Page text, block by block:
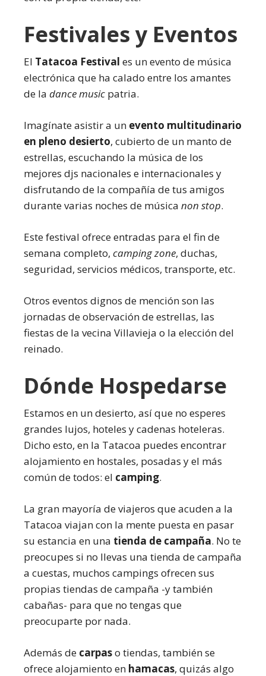
Festivales y Eventos
El Tatacoa Festival es un evento de música
electrónica que ha calado entre los amantes
de la dance music patria.
Imagínate asistir a un evento multitudinario
en pleno desierto, cubierto de un manto de
estrellas, escuchando la música de los
mejores djs nacionales e internacionales y
disfrutando de la compañía de tus amigos
durante varias noches de música non stop.
Este festival ofrece entradas para el fin de
semana completo, camping zone, duchas,
seguridad, servicios médicos, transporte, etc.
Otros eventos dignos de mención son las
jornadas de observación de estrellas, las
fiestas de la vecina Villavieja o la elección del
reinado.
Dónde Hospedarse
Estamos en un desierto, así que no esperes
grandes lujos, hoteles y cadenas hoteleras.
Dicho esto, en la Tatacoa puedes encontrar
alojamiento en hostales, posadas y el más
común de todos: el camping.
La gran mayoría de viajeros que acuden a la
Tatacoa viajan con la mente puesta en pasar
su estancia en una tienda de campaña. No te
preocupes si no llevas una tienda de campaña
a cuestas, muchos campings ofrecen sus
propias tiendas de campaña -y también
cabañas- para que no tengas que
preocuparte por nada.
Además de carpaso tiendas, también se
ofrece alojamiento en hamacas, quizás algo